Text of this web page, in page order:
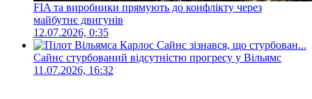
FIA та виробники прямують до конфлікту через
майбутнє двигунів
12.07.2026, 0:35
Сайнс стурбований відсутністю прогресу у Вільямс
11.07.2026, 16:32